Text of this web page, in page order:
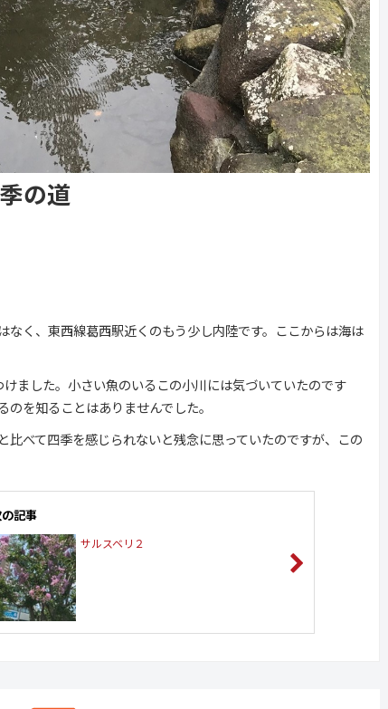
の道
く、東西線葛西駅近くのもう少し内陸です。ここからは海は
ました。小さい魚のいるこの小川には気づいていたのです
を知ることはありませんでした。
べて四季を感じられないと残念に思っていたのですが、この
記事
サルスベリ２